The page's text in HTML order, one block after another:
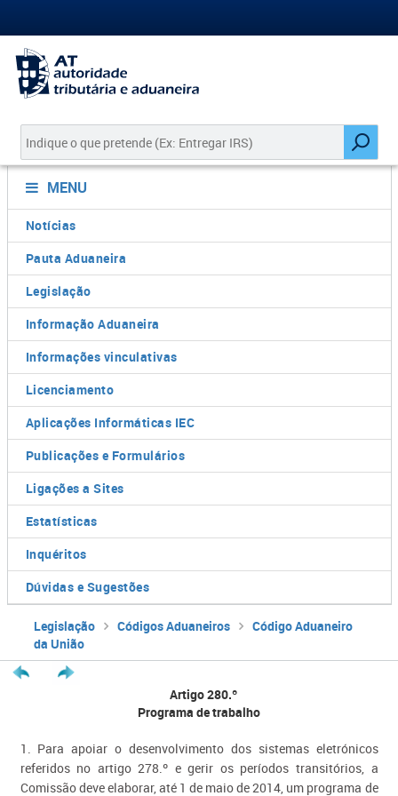
MENU
Notícias
Pauta Aduaneira
Legislação
Informação Aduaneira
Informações vinculativas
Licenciamento
Aplicações Informáticas IEC
Publicações e Formulários
Ligações a Sites
Estatísticas
Inquéritos
Dúvidas e Sugestões
Legislação Códigos Aduaneiros
Código Aduaneiro
da União
Artigo 280.º
Programa de trabalho
1. Para apoiar o desenvolvimento dos sistemas eletrónicos
referidos no artigo 278.º e gerir os períodos transitórios, a
Comissão deve elaborar, até 1 de maio de 2014, um programa de